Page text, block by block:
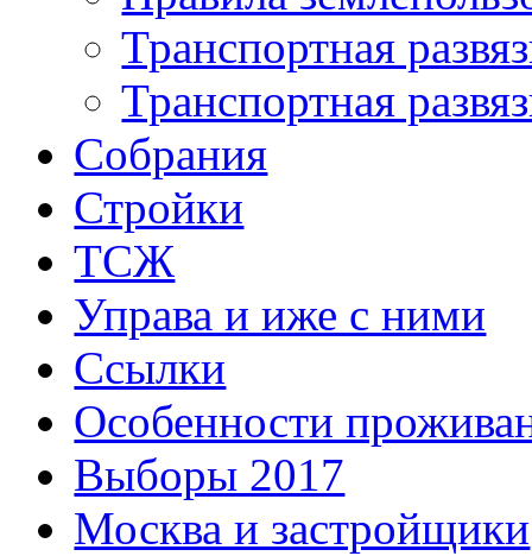
Транспортная
Транспортная
Собрания
Стройки
ТСЖ
Управа и иже с ними
Ссылки
Особенности
Выборы 2017
Москва и застройщики